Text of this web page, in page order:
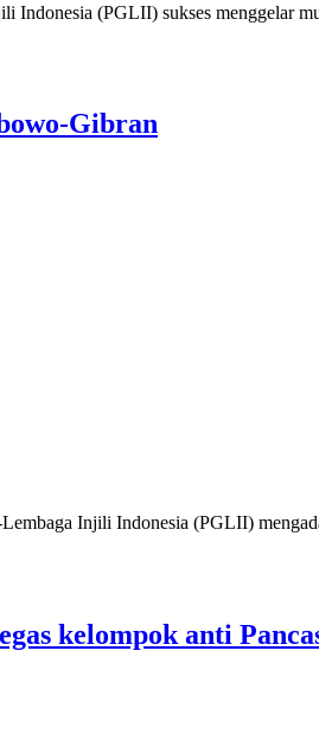
(PGLII) sukses menggelar
Gibran
Injili Indonesia (PGLII)
kelompok anti